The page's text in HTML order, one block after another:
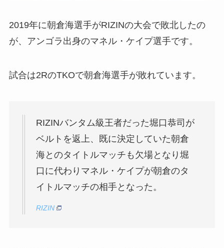
2019年に朝倉海選手がRIZINの大会で敗北したの
が、アンゴラ出身のマネル・ケイプ選手です。
試合は2RのTKOで朝倉海選手が敗れています。
RIZINバンタム級王者だった堀口恭司が
ベルトを返上、既に決定していた朝倉
海とのタイトルマッチも欠場となり堀
口に代わりマネル・ケイプが朝倉のタ
イトルマッチの相手となった。
RIZIN